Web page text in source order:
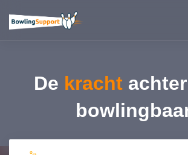
De kracht